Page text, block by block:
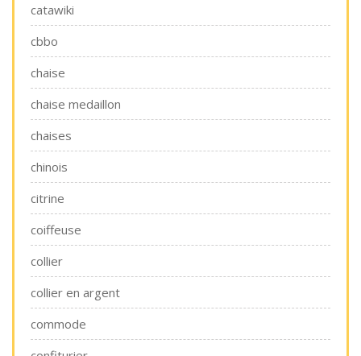
catawiki
cbbo
chaise
chaise medaillon
chaises
chinois
citrine
coiffeuse
collier
collier en argent
commode